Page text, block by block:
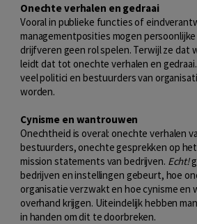
Onechte verhalen en gedraai
Vooral in publieke functies of
managementposities mogen
drijfveren geen rol spelen. Terwijl ze dat
leidt dat tot onechte verhalen en
veel politici en bestuurders van
worden.
Cynisme en wantrouwen
Onechtheid is overal: onechte verhalen
bestuurders, onechte gesprekken op
mission statements van bedrijven. Echt!
bedrijven en instellingen gebeurt, hoe
organisatie verzwakt en hoe cynisme en
overhand krijgen. Uiteindelijk hebben
in handen om dit te doorbreken.